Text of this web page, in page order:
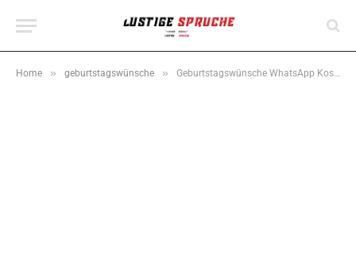
Home » geburtstagswünsche » Geburtstagswünsche WhatsApp Kostenlos Frauen: (Kurze, Lustige & Schöne)